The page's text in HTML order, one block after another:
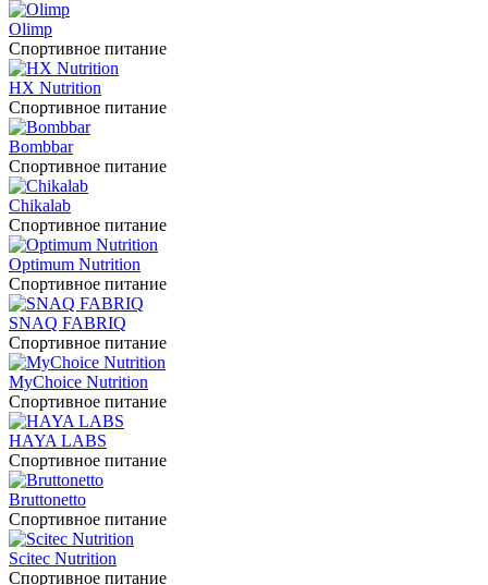
Olimp
Спортивное питание
HX Nutrition
Спортивное питание
Bombbar
Спортивное питание
Chikalab
Спортивное питание
Optimum Nutrition
Спортивное питание
SNAQ FABRIQ
Спортивное питание
MyChoice Nutrition
Спортивное питание
HAYA LABS
Спортивное питание
Bruttonetto
Спортивное питание
Scitec Nutrition
Спортивное питание